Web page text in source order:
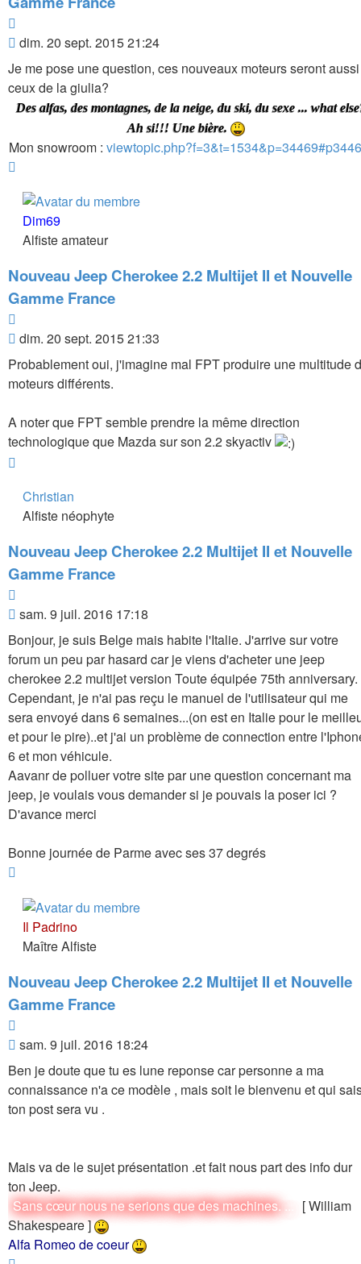
Message
dim. 20 sept. 2015 21:24
Je me pose une question, ces nouveaux moteurs seront aussi
ceux de la giulia?
Des alfas, des montagnes, de la neige, du ski, du sexe ... what
Ah si!!! Une bière.
Mon snowroom :
Dim69
Alfiste amateur
Nouveau Jeep Cherokee 2.2 Multijet II et Nouvelle
Gamme France
Message
dim. 20 sept. 2015 21:33
Probablement oui, j'imagine mal FPT produire une multitude
moteurs différents.
A noter que FPT semble prendre la même direction
technologique que Mazda sur son 2.2 skyactiv
Christian
Alfiste néophyte
Nouveau Jeep Cherokee 2.2 Multijet II et Nouvelle
Gamme France
Message
sam. 9 juil. 2016 17:18
Bonjour, je suis Belge mais habite l'Italie. J'arrive sur votre
forum un peu par hasard car je viens d'acheter une jeep
cherokee 2.2 multijet version Toute équipée 75th anniversary.
Cependant, je n'ai pas reçu le manuel de l'utilisateur qui me
sera envoyé dans 6 semaines...(on est en Italie pour le
et pour le pire)..et j'ai un problème de connection entre
6 et mon véhicule.
Aavanr de polluer votre site par une question concernant ma
jeep, je voulais vous demander si je pouvais la poser ici ?
D'avance merci
Bonne journée de Parme avec ses 37 degrés
Il Padrino
Maître Alfiste
Nouveau Jeep Cherokee 2.2 Multijet II et Nouvelle
Gamme France
Message
sam. 9 juil. 2016 18:24
Ben je doute que tu es lune reponse car personne a ma
connaissance n'a ce modèle , mais soit le bienvenu et qui
ton post sera vu .
Mais va de le sujet présentation .et fait nous part des info dur
ton Jeep.
Sans cœur nous ne serions que des machines. ...
[ William
Shakespeare ]
Alfa Romeo de coeur